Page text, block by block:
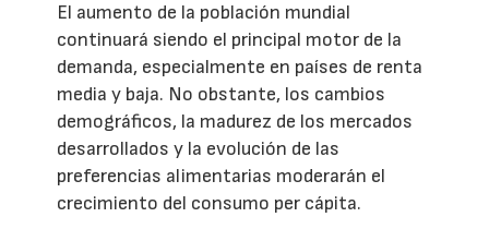
El aumento de la población mundial
continuará siendo el principal motor de la
demanda, especialmente en países de renta
media y baja. No obstante, los cambios
demográficos, la madurez de los mercados
desarrollados y la evolución de las
preferencias alimentarias moderarán el
crecimiento del consumo per cápita.